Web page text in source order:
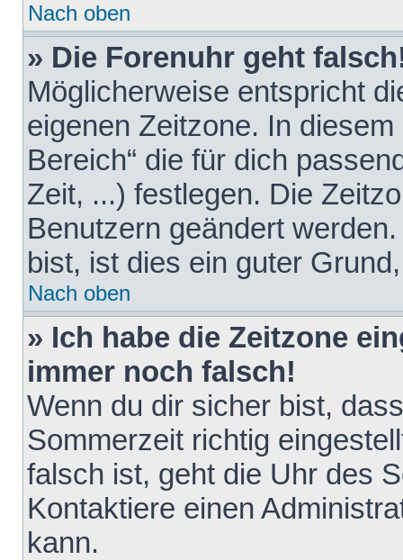
Nach oben
» Die Forenuhr geht
Möglicherweise entspricht
eigenen Zeitzone. In
Bereich“ die für dich
Zeit, ...) festlegen. Die
Benutzern geändert
bist, ist dies ein guter
Nach oben
» Ich habe die Zeitzone
immer noch falsch!
Wenn du dir sicher bist,
Sommerzeit richtig
falsch ist, geht die Uhr des
Kontaktiere einen
kann.